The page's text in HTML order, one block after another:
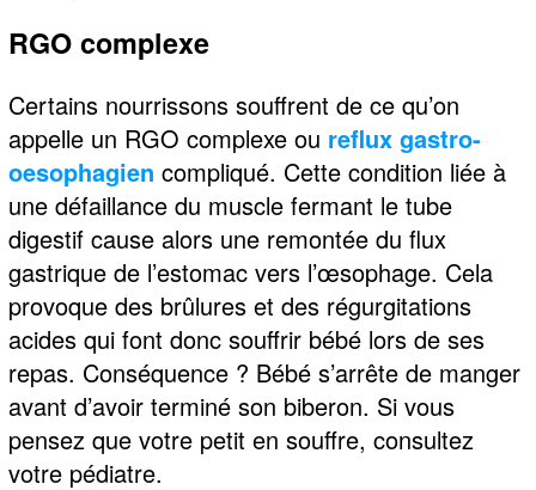
RGO complexe
Certains nourrissons souffrent de ce qu’on
appelle un RGO complexe ou reflux gastro-
oesophagien compliqué. Cette condition liée à
une défaillance du muscle fermant le tube
digestif cause alors une remontée du flux
gastrique de l’estomac vers l’œsophage. Cela
provoque des brûlures et des régurgitations
acides qui font donc souffrir bébé lors de ses
repas. Conséquence ? Bébé s’arrête de manger
avant d’avoir terminé son biberon. Si vous
pensez que votre petit en souffre, consultez
votre pédiatre.